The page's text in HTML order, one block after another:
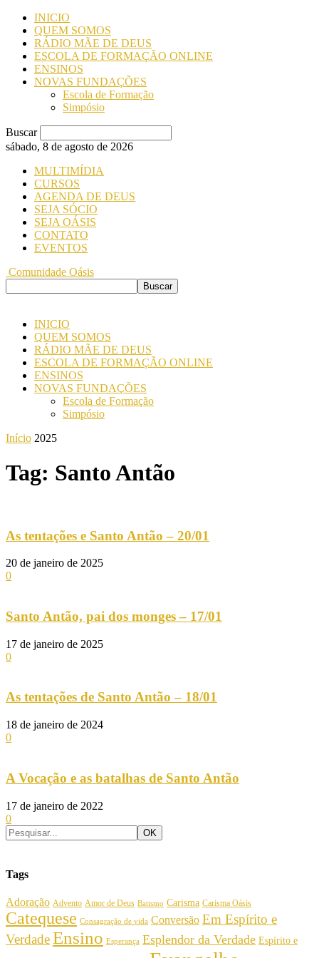
INICIO
QUEM SOMOS
RÁDIO MÃE DE DEUS
ESCOLA DE FORMAÇÃO ONLINE
ENSINOS
NOVAS FUNDAÇÕES
Escola de Formação
Simpósio
Buscar
sábado, 8 de agosto de 2026
MULTIMÍDIA
CURSOS
AGENDA DE DEUS
SEJA SÓCIO
SEJA OÁSIS
CONTATO
EVENTOS
Comunidade Oásis
INICIO
QUEM SOMOS
RÁDIO MÃE DE DEUS
ESCOLA DE FORMAÇÃO ONLINE
ENSINOS
NOVAS FUNDAÇÕES
Escola de Formação
Simpósio
Início 2025
Tag: Santo Antão
As tentações e Santo Antão – 20/01
20 de janeiro de 2025
0
Santo Antão, pai dos monges – 17/01
17 de janeiro de 2025
0
As tentações de Santo Antão – 18/01
18 de janeiro de 2024
0
A Vocação e as batalhas de Santo Antão
17 de janeiro de 2022
0
Tags
Adoração Advento Amor de Deus Batismo Carisma Carisma Oásis
Catequese Consagração de vida Conversão Em Espírito e
VerdadeEnsino Esperança Esplendor da Verdade Espírito e